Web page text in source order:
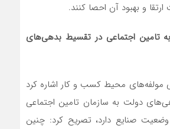
و بهبود آن احصا کنند.
تامین اجتماعی در تقسیط بدهی‌های
مولفه‌های محیط کسب و کار اشاره کرد
دولت به سازمان تامین اجتماعی
وضعیت صنایع دارد، تصریح کرد: چنین